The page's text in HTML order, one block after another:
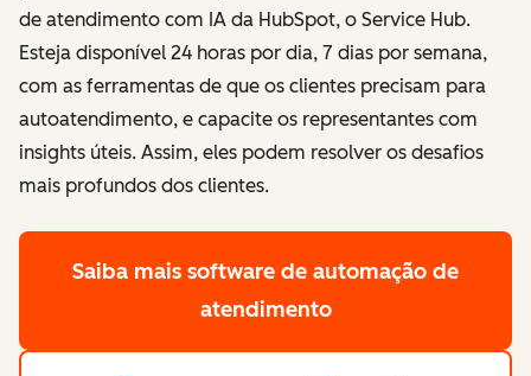
de atendimento com IA da HubSpot, o Service Hub.
Esteja disponível 24 horas por dia, 7 dias por semana,
com as ferramentas de que os clientes precisam para
autoatendimento, e capacite os representantes com
insights úteis. Assim, eles podem resolver os desafios
mais profundos dos clientes.
Saiba mais software de automação de
atendimento